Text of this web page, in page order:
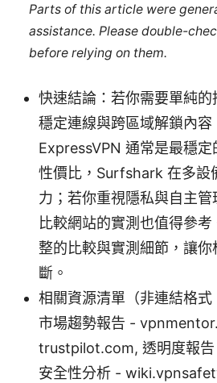
Parts of this article were
assistance. Please double-
before relying on them.
快速結論：若你需要單純的
穩定連線與跨區域解鎖內
ExpressVPN 通常是最穩
性價比，Surfshark 在多設
力；若你重視隱私與自主
比較網站的實測也值得參
整的比較與實測細節，讓你
斷。
相關資源清單（非連結格式
市場趨勢報告 -
trustpilot.com, 透明度報
安全性分析 -